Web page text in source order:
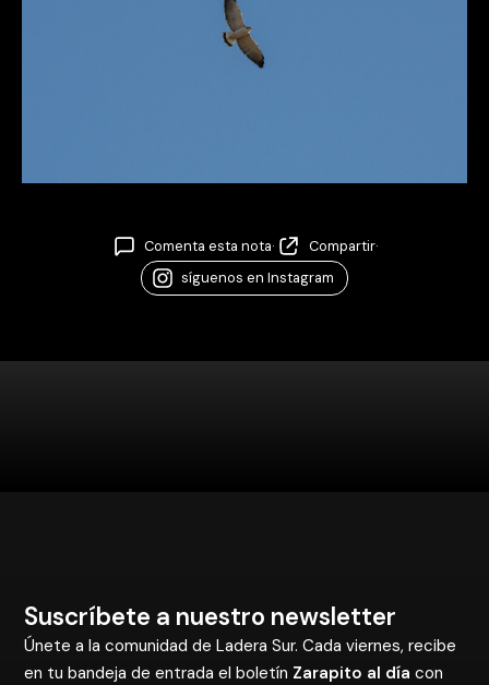
Comenta esta nota· Compartir·
síguenos en Instagram
Suscríbete a nuestro newsletter
Únete a la comunidad de Ladera Sur. Cada viernes, recibe
en tu bandeja de entrada el boletín Zarapito al día con